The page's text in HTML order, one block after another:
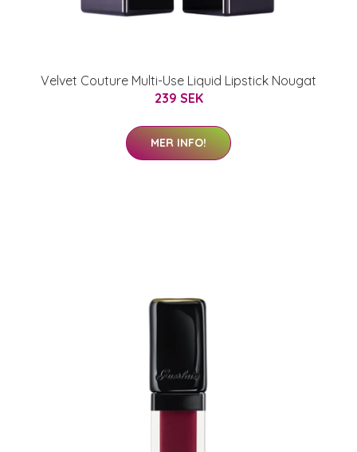
Velvet Couture Multi-Use Liquid Lipstick Nougat
239 SEK
MER INFO!